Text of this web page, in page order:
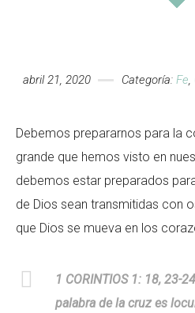
abril 21, 2020 Categoría: Fe,
Debemos prepararnos para la
grande que hemos visto en
debemos estar preparados
de Dios sean transmitidas con
que Dios se mueva en los
1 CORINTIOS 1: 18, 23-
palabra de la cruz es